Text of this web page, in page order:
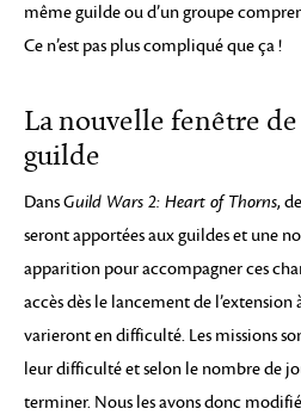
même guilde ou d’un groupe
Ce n’est pas plus compliqué que ça !
La nouvelle fenêtre
guilde
DansGuild Wars 2: Heart of Thorns,
seront apportées aux guildes et une
apparition pour accompagner ces
accès dès le lancement de
varieront en difficulté. Les missions
leur difficulté et selon le nombre de
terminer. Nous les avons donc